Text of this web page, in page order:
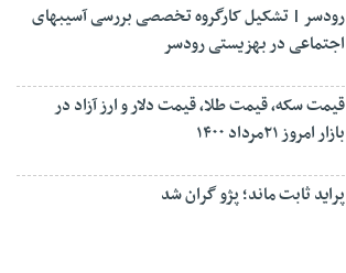
رودسر | تشکیل کارگروه تخصصی بررسی آسیبهای
اجتماعی در بهزیستی رودسر
قیمت سکه، قیمت طلا، قیمت دلار و ارز آزاد در
بازار امروز ۲۱مرداد ۱۴۰۰
پراید ثابت ماند؛ پژو گران شد